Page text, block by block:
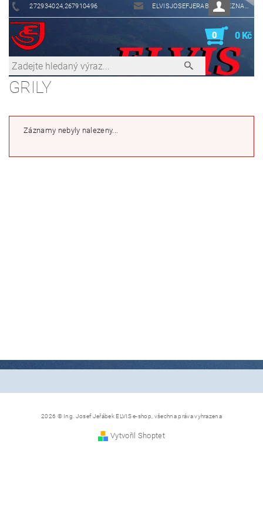
272934024,267910496 ELVISJOSEFJERABEK@SEZNAM.CZ
0 0 Kč
GRILY
Záznamy nebyly nalezeny...
2026 © Ing. Josef Jeřábek ELVIS e-shop, všechna práva vyhrazena
Vytvořil Shoptet